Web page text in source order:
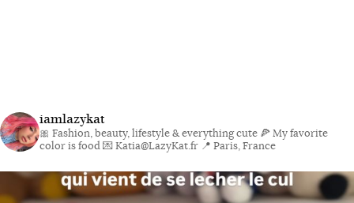
iamlazykat
🎀 Fashion, beauty, lifestyle & everything cute 🍕 My favorite
color is food💌 Katia@LazyKat.fr 📍 Paris, France